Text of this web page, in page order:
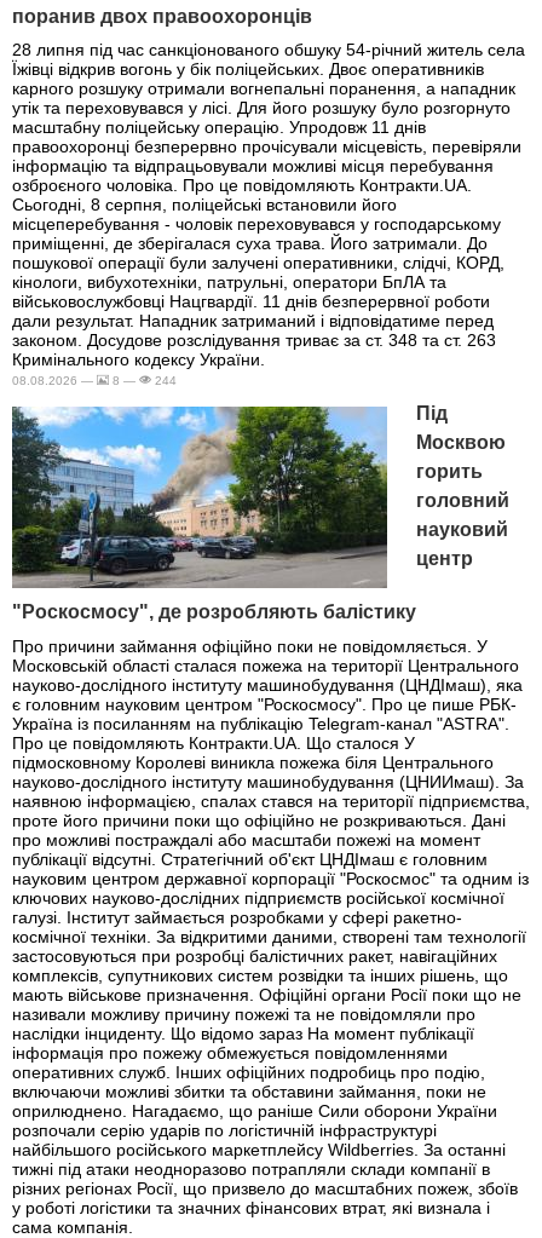
поранив двох правоохоронців
28 липня під час санкціонованого обшуку 54-річний житель села
Їжівці відкрив вогонь у бік поліцейських. Двоє оперативників
карного розшуку отримали вогнепальні поранення, а нападник
утік та переховувався у лісі. Для його розшуку було розгорнуто
масштабну поліцейську операцію. Упродовж 11 днів
правоохоронці безперервно прочісували місцевість, перевіряли
інформацію та відпрацьовували можливі місця перебування
озброєного чоловіка. Про це повідомляють Контракти.UA.
Сьогодні, 8 серпня, поліцейські встановили його
місцеперебування - чоловік переховувався у господарському
приміщенні, де зберігалася суха трава. Його затримали. До
пошукової операції були залучені оперативники, слідчі, КОРД,
кінологи, вибухотехніки, патрульні, оператори БпЛА та
військовослужбовці Нацгвардії. 11 днів безперервної роботи
дали результат. Нападник затриманий і відповідатиме перед
законом. Досудове розслідування триває за ст. 348 та ст. 263
Кримінального кодексу України.
08.08.2026 — 8 — 244
Під
Москвою
горить
головний
науковий
центр
"Роскосмосу", де розробляють балістику
Про причини займання офіційно поки не повідомляється. У
Московській області сталася пожежа на території Центрального
науково-дослідного інституту машинобудування (ЦНДІмаш), яка
є головним науковим центром "Роскосмосу". Про це пише РБК-
Україна із посиланням на публікацію Telegram-канал "ASTRA".
Про це повідомляють Контракти.UA. Що сталося У
підмосковному Королеві виникла пожежа біля Центрального
науково-дослідного інституту машинобудування (ЦНИИмаш). За
наявною інформацією, спалах стався на території підприємства,
проте його причини поки що офіційно не розкриваються. Дані
про можливі постраждалі або масштаби пожежі на момент
публікації відсутні. Стратегічний об'єкт ЦНДІмаш є головним
науковим центром державної корпорації "Роскосмос" та одним із
ключових науково-дослідних підприємств російської космічної
галузі. Інститут займається розробками у сфері ракетно-
космічної техніки. За відкритими даними, створені там технології
застосовуються при розробці балістичних ракет, навігаційних
комплексів, супутникових систем розвідки та інших рішень, що
мають військове призначення. Офіційні органи Росії поки що не
називали можливу причину пожежі та не повідомляли про
наслідки інциденту. Що відомо зараз На момент публікації
інформація про пожежу обмежується повідомленнями
оперативних служб. Інших офіційних подробиць про подію,
включаючи можливі збитки та обставини займання, поки не
оприлюднено. Нагадаємо, що раніше Сили оборони України
розпочали серію ударів по логістичній інфраструктурі
найбільшого російського маркетплейсу Wildberries. За останні
тижні під атаки неодноразово потрапляли склади компанії в
різних регіонах Росії, що призвело до масштабних пожеж, збоїв
у роботі логістики та значних фінансових втрат, які визнала і
сама компанія.